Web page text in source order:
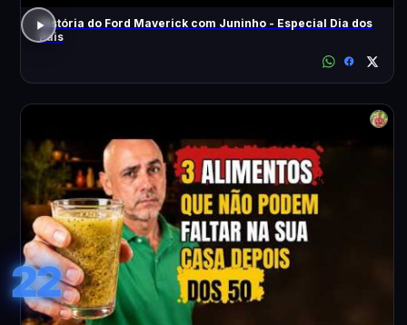
História do Ford Maverick com Juninho - Especial Dia dos
Pais
22